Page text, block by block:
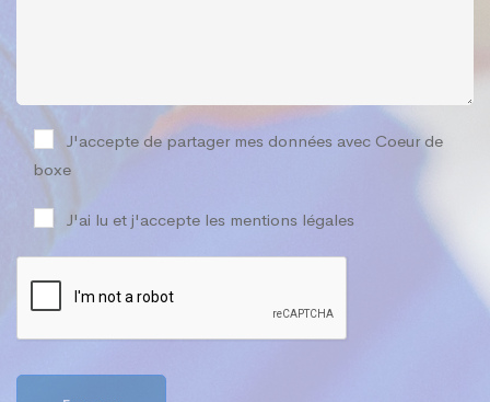
J'accepte de partager mes données avec Coeur de
boxe
J'ai lu et j'accepte les mentions légales